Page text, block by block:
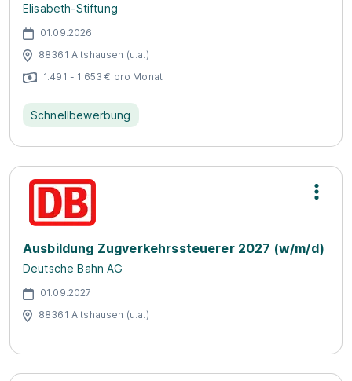
Elisabeth-Stiftung
01.09.2026
88361 Altshausen (u.a.)
1.491 - 1.653 € pro Monat
Schnellbewerbung
Ausbildung Zugverkehrssteuerer 2027 (w/m/d)
Deutsche Bahn AG
01.09.2027
88361 Altshausen (u.a.)